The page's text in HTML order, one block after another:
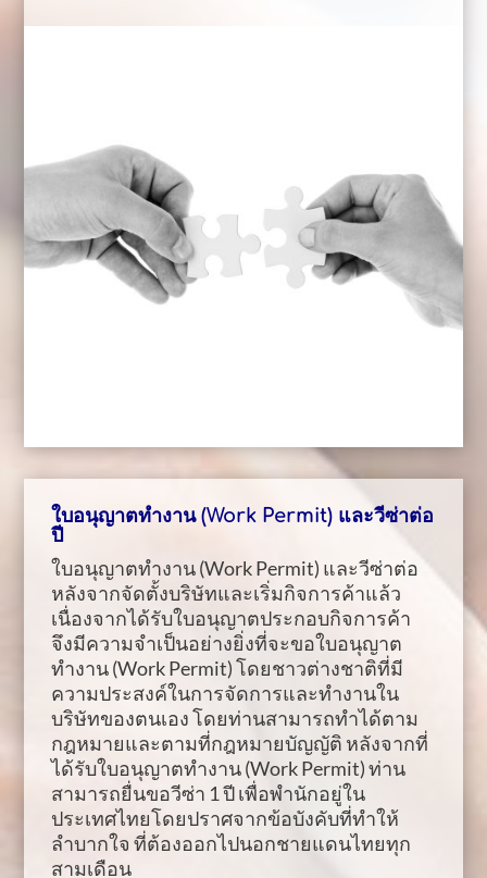
ใบอนุญาตทำงาน (Work Permit) และวีซ่าต่อ
ปี
ใบอนุญาตทำงาน (Work Permit) และวีซ่าต่อ
หลังจากจัดตั้งบริษัทและเริ่มกิจการค้าแล้ว
เนื่องจากได้รับใบอนุญาตประกอบกิจการค้า
จึงมีความจำเป็นอย่างยิ่งที่จะขอใบอนุญาต
ทำงาน (Work Permit) โดยชาวต่างชาติที่มี
ความประสงค์ในการจัดการและทำงานใน
บริษัทของตนเอง โดยท่านสามารถทำได้ตาม
กฎหมายและตามที่กฎหมายบัญญัติ หลังจากที่
ได้รับใบอนุญาตทำงาน (Work Permit) ท่าน
สามารถยื่นขอวีซ่า 1 ปี เพื่อพำนักอยู่ใน
ประเทศไทยโดยปราศจากข้อบังคับที่ทำให้
ลำบากใจ ที่ต้องออกไปนอกชายแดนไทยทุก
สามเดือน